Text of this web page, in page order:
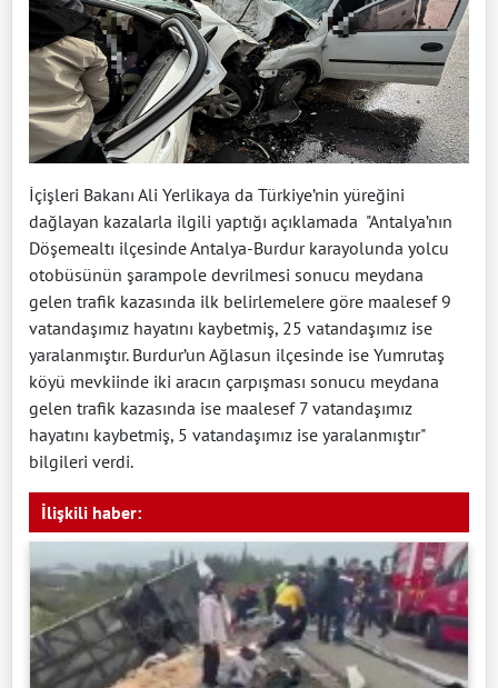
İçişleri Bakanı Ali Yerlikaya da Türkiye’nin yüreğini
dağlayan kazalarla ilgili yaptığı açıklamada "Antalya’nın
Döşemealtı ilçesinde Antalya-Burdur karayolunda yolcu
otobüsünün şarampole devrilmesi sonucu meydana
gelen trafik kazasında ilk belirlemelere göre maalesef 9
vatandaşımız hayatını kaybetmiş, 25 vatandaşımız ise
yaralanmıştır. Burdur’un Ağlasun ilçesinde ise Yumrutaş
köyü mevkiinde iki aracın çarpışması sonucu meydana
gelen trafik kazasında ise maalesef 7 vatandaşımız
hayatını kaybetmiş, 5 vatandaşımız ise yaralanmıştır"
bilgileri verdi.
İlişkili haber: